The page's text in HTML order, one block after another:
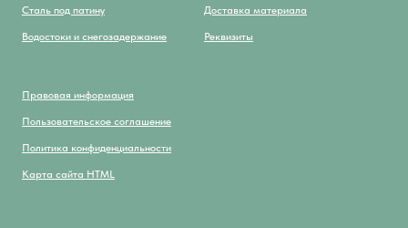
Сталь под патину
Водостоки и снегозадержание
Доставка материала
Реквизиты
Правовая информация
Пользовательское соглашение
Политика конфиденциальности
Карта сайта HTML